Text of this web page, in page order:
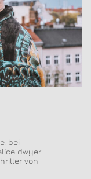
bei
dwyer
von